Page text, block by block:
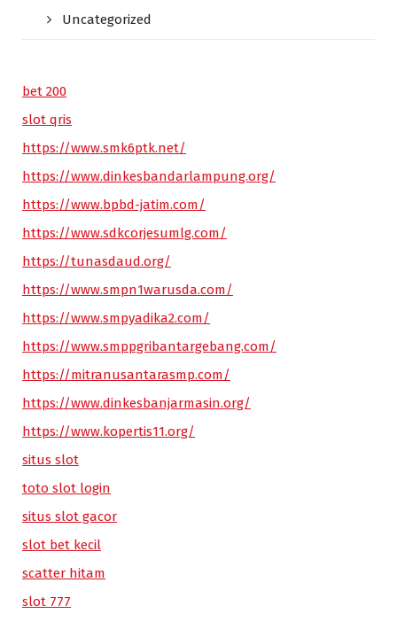
Uncategorized
bet 200
slot qris
https://www.smk6ptk.net/
https://www.dinkesbandarlampung.org/
https://www.bpbd-jatim.com/
https://www.sdkcorjesumlg.com/
https://tunasdaud.org/
https://www.smpn1warusda.com/
https://www.smpyadika2.com/
https://www.smppgribantargebang.com/
https://mitranusantarasmp.com/
https://www.dinkesbanjarmasin.org/
https://www.kopertis11.org/
situs slot
toto slot login
situs slot gacor
slot bet kecil
scatter hitam
slot 777